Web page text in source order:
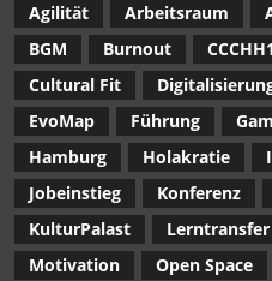
Agilität Arbeitsraum
BGM
Burnout
Cultural Fit
EvoMap
Führung
Hamburg
Holakratie
Jobeinstieg
Konferenz
KulturPalast
Lerntransfer
Motivation
Open Space